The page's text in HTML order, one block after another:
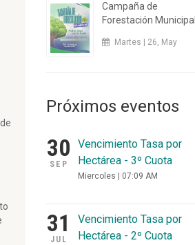
Campaña de
Forestación Municipal
Martes | 26, May
Próximos eventos
30
SEP
Vencimiento Tasa por
Hectárea - 3º Cuota
Miercoles | 07:09 AM
31
JUL
Vencimiento Tasa por
Hectárea - 2º Cuota